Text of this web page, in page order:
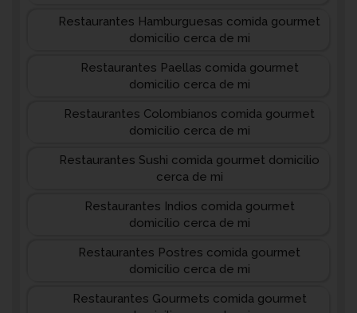
Restaurantes Hamburguesas comida gourmet
domicilio cerca de mi
Restaurantes Paellas comida gourmet
domicilio cerca de mi
Restaurantes Colombianos comida gourmet
domicilio cerca de mi
Restaurantes Sushi comida gourmet domicilio
cerca de mi
Restaurantes Indios comida gourmet
domicilio cerca de mi
Restaurantes Postres comida gourmet
domicilio cerca de mi
Restaurantes Gourmets comida gourmet